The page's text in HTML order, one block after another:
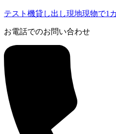
テスト機貸し出し現地現物で1
お電話でのお問い合わせ